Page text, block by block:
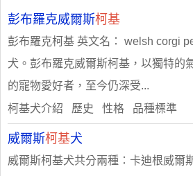
彭布羅克威爾斯柯基
彭布羅克柯基 英文名： welsh corgi
犬。彭布羅克威爾斯柯基，以獨特的
的寵物愛好者，至今仍深受...
柯基犬介紹 歷史 性格 品種標準
威爾斯柯基犬
威爾斯柯基犬共分兩種：卡迪根威爾